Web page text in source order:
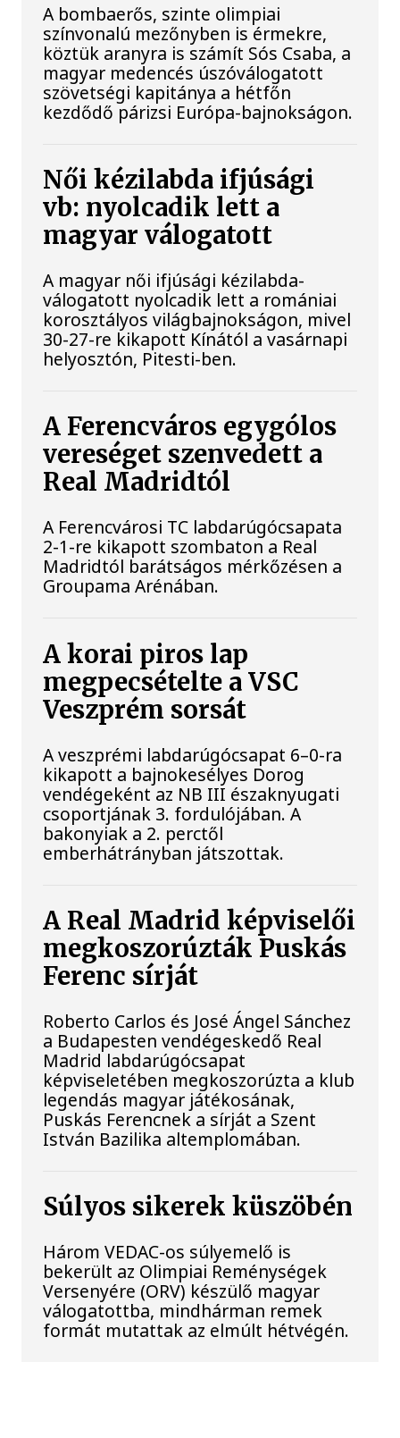
A bombaerős, szinte olimpiai
színvonalú mezőnyben is érmekre,
köztük aranyra is számít Sós Csaba, a
magyar medencés úszóválogatott
szövetségi kapitánya a hétfőn
kezdődő párizsi Európa-bajnokságon.
Női kézilabda ifjúsági
vb: nyolcadik lett a
magyar válogatott
A magyar női ifjúsági kézilabda-
válogatott nyolcadik lett a romániai
korosztályos világbajnokságon, mivel
30-27-re kikapott Kínától a vasárnapi
helyosztón, Pitesti-ben.
A Ferencváros egygólos
vereséget szenvedett a
Real Madridtól
A Ferencvárosi TC labdarúgócsapata
2-1-re kikapott szombaton a Real
Madridtól barátságos mérkőzésen a
Groupama Arénában.
A korai piros lap
megpecsételte a VSC
Veszprém sorsát
A veszprémi labdarúgócsapat 6–0-ra
kikapott a bajnokesélyes Dorog
vendégeként az NB III északnyugati
csoportjának 3. fordulójában. A
bakonyiak a 2. perctől
emberhátrányban játszottak.
A Real Madrid képviselői
megkoszorúzták Puskás
Ferenc sírját
Roberto Carlos és José Ángel Sánchez
a Budapesten vendégeskedő Real
Madrid labdarúgócsapat
képviseletében megkoszorúzta a klub
legendás magyar játékosának,
Puskás Ferencnek a sírját a Szent
István Bazilika altemplomában.
Súlyos sikerek küszöbén
Három VEDAC-os súlyemelő is
bekerült az Olimpiai Reménységek
Versenyére (ORV) készülő magyar
válogatottba, mindhárman remek
formát mutattak az elmúlt hétvégén.